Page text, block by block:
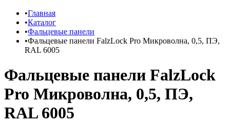
Главная
Каталог
Фальцевые панели
Фальцевые панели FalzLock Pro Микроволна, 0,5, ПЭ,
RAL 6005
Фальцевые панели FalzLock
Pro Микроволна, 0,5, ПЭ,
RAL 6005